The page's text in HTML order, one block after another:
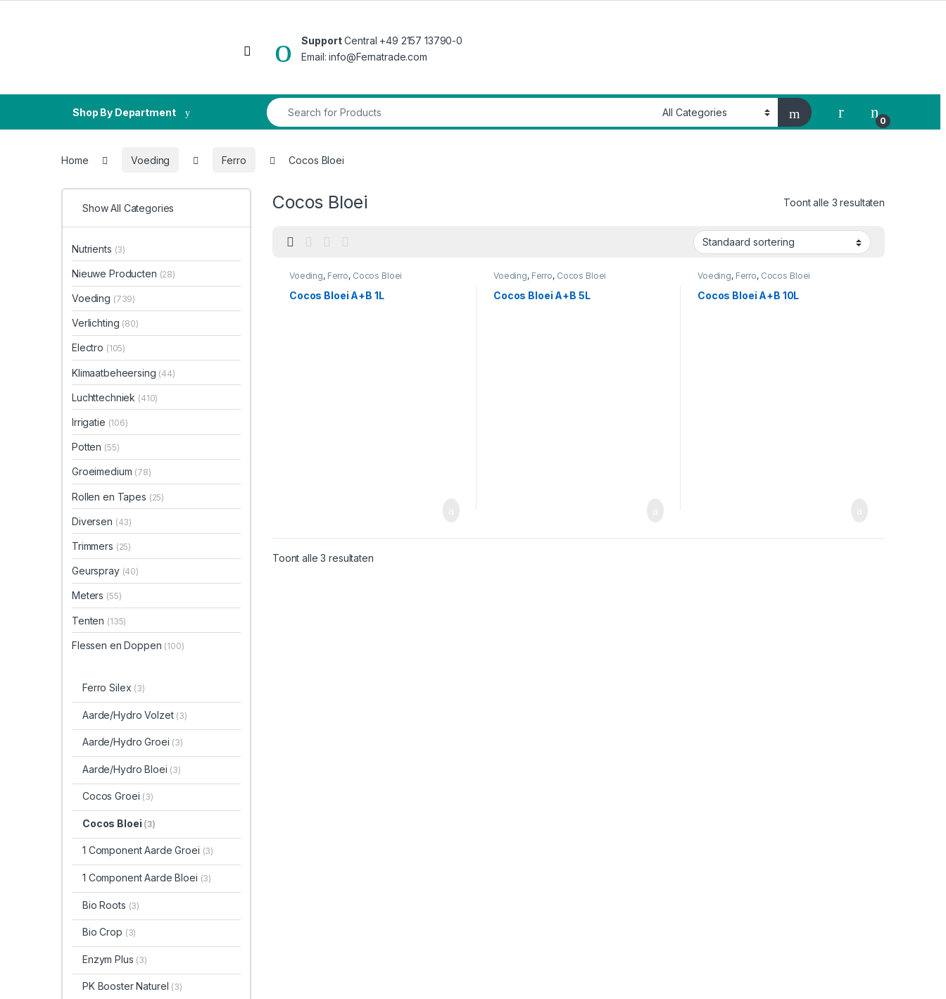
Open
SupportCentral +49 2157 13790-0
Email: info@Fernatrade.com
Shop By Department
Search for:
My Account
0
Home Voeding Ferro Cocos Bloei
Cocos Bloei Toont alle 3 resultaten
Voeding, Ferro, Cocos Bloei
Cocos Bloei A+B 1L
Voeding, Ferro, Cocos Bloei
Cocos Bloei A+B 5L
Voeding, Ferro, Cocos Bloei
Cocos Bloei A+B 10L
Toont alle 3 resultaten
Show All Categories
Nutrients (3)
Nieuwe Producten (28)
Voeding (739)
Verlichting (80)
Electro (105)
Klimaatbeheersing (44)
Luchttechniek (410)
Irrigatie (106)
Potten (55)
Groeimedium (78)
Rollen en Tapes (25)
Diversen (43)
Trimmers (25)
Geurspray (40)
Meters (55)
Tenten (135)
Flessen en Doppen (100)
Ferro Silex (3)
Aarde/Hydro Volzet (3)
Aarde/Hydro Groei (3)
Aarde/Hydro Bloei (3)
Cocos Groei (3)
Cocos Bloei (3)
1 Component Aarde Groei (3)
1 Component Aarde Bloei (3)
Bio Roots (3)
Bio Crop (3)
Enzym Plus (3)
PK Booster Naturel (3)